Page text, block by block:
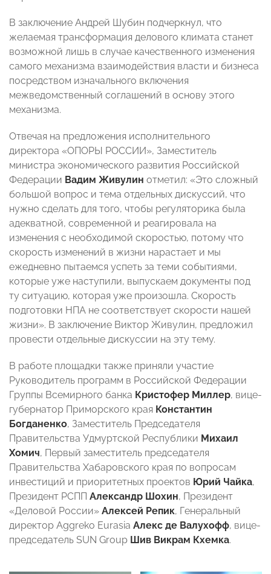
В заключение Андрей Шубин подчеркнул, что
желаемая трансформация делового климата станет
возможной лишь в случае качественного изменения
самого механизма взаимодействия власти и бизнеса
посредством изначального включения
межведомственный соглашений в основу этого
механизма.
Отвечая на предложения исполнительного
директора «ОПОРЫ РОССИИ», Заместитель
министра экономического развития Российской
Федерации Вадим Живулин отметил: «Это сложный
большой вопрос и тема отдельных дискуссий, что
нужно сделать для того, чтобы регуляторика была
адекватной, современной и реагировала на
изменения с необходимой скоростью, потому что
скорость изменений в жизни нарастает и мы
ежедневно пытаемся успеть за теми событиями,
которые уже наступили, выпускаем документы под
ту ситуацию, которая уже произошла. Скорость
подготовки НПА не соответствует скорости нашей
жизни». В заключение Виктор Живулин, предложил
провести отдельные дискуссии на эту тему.
В работе площадки также приняли участие
Руководитель программ в Российской Федерации
Группы Всемирного банка Кристофер Миллер, вице-
губернатор Приморского края Константин
Богданенко, Заместитель Председателя
Правительства Удмуртской Республики Михаил
Хомич, Первый заместитель председателя
Правительства Хабаровского края по вопросам
инвестиций и приоритетных проектов Юрий Чайка,
Президент РСПП Александр Шохин, Президент
«Деловой России» Алексей Репик, Генеральный
директор Aggreko Eurasia Алекс де Валухофф, вице-
председатель SUN Group Шив Викрам Кхемка.